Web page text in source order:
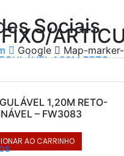
Sociais
Google
Map-
1,20M RETO-
– FW3083
AO CARRINHO